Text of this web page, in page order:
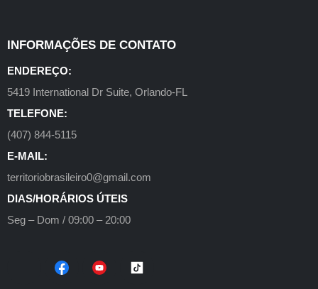
INFORMAÇÕES DE CONTATO
ENDEREÇO:
5419 International Dr Suite, Orlando-FL
TELEFONE:
(407) 844-5115
E-MAIL:
territoriobrasileiro0@gmail.com
DIAS/HORÁRIOS ÚTEIS
Seg – Dom / 09:00 – 20:00